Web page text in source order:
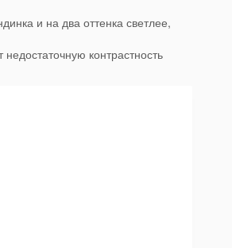
и на два оттенка светлее,
контрастность